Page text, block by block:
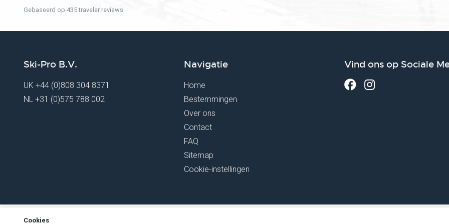
Gebaseerd op 435 traveler reviews
Ski-Pro B.V.
UK +44 (0)808 304 8371
NL +31 (0)575 788 002
Navigatie
Home
Bestemmingen
Over ons
Contact
FAQ
Sitemap
Cookie-instellingen
Vind ons op Sociale
Copyright Ski-Pro 2026 - Alle rechten voorbehouden
Cookies